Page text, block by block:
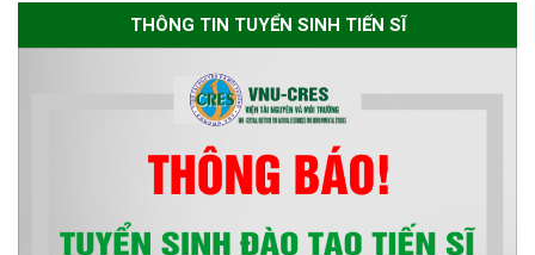
Environmental Sciences for the
Advancement of Strategic
Technologies and
Infrastructure Development”
THÔNG TIN TUYỂN SINH TIẾN SĨ